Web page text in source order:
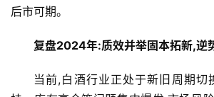
后市可期。
复盘2024年:质效并举固本拓新,逆
当前,白酒行业正处于新旧周期切